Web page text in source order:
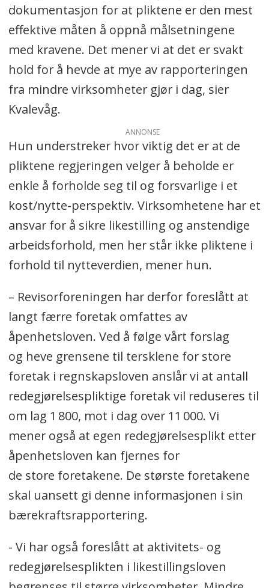
dokumentasjon for at pliktene er den mest
effektive måten å oppnå målsetningene
med kravene. Det mener vi at det er svakt
hold for å hevde at mye av rapporteringen
fra mindre virksomheter gjør i dag, sier
Kvalevåg.
ANNONSE
Hun understreker hvor viktig det er at de
pliktene regjeringen velger å beholde er
enkle å forholde seg til og forsvarlige i et
kost/nytte-perspektiv. Virksomhetene har et
ansvar for å sikre likestilling og anstendige
arbeidsforhold, men her står ikke pliktene i
forhold til nytteverdien, mener hun.
– Revisorforeningen har derfor foreslått at
langt færre foretak omfattes av
åpenhetsloven. Ved å følge vårt forslag
og heve grensene til tersklene for store
foretak i regnskapsloven anslår vi at antall
redegjørelsespliktige foretak vil reduseres til
om lag 1 800, mot i dag over 11 000. Vi
mener også at egen redegjørelsesplikt etter
åpenhetsloven kan fjernes for
de store foretakene. De største foretakene
skal uansett gi denne informasjonen i sin
bærekraftsrapportering.
- Vi har også foreslått at aktivitets- og
redegjørelsesplikten i likestillingsloven